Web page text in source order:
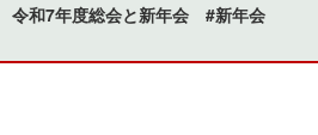
令和7年度総会と新年会 #新年会